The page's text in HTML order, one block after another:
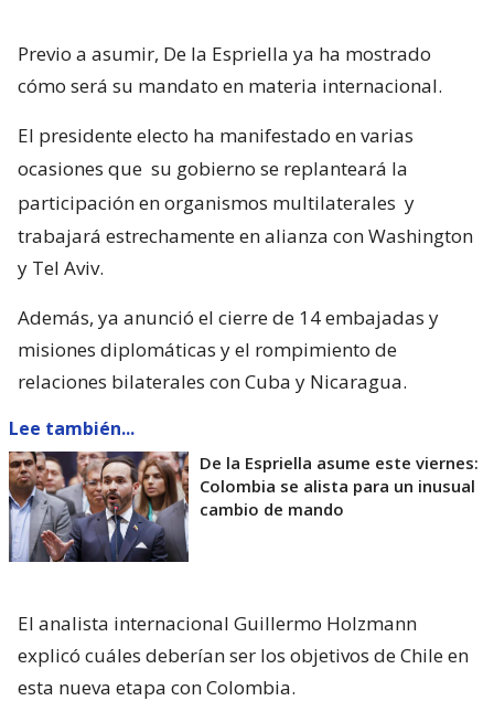
Previo a asumir, De la Espriella ya ha mostrado
cómo será su mandato en materia internacional.
El presidente electo ha manifestado en varias
ocasiones que su gobierno se replanteará la
participación en organismos multilaterales y
trabajará estrechamente en alianza con Washington
y Tel Aviv.
Además, ya anunció el cierre de 14 embajadas y
misiones diplomáticas y el rompimiento de
relaciones bilaterales con Cuba y Nicaragua.
Lee también...
De la Espriella asume este viernes:
Colombia se alista para un inusual
cambio de mando
El analista internacional Guillermo Holzmann
explicó cuáles deberían ser los objetivos de Chile en
esta nueva etapa con Colombia.